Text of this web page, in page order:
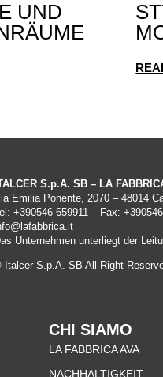
UND
S.p.A. SB – LA
Emilia Ponente, 2070 – 48014
+390546 659911– Fax:
Unternehmen unterliegt der
Italcer S.p.A. SB All Right
CHI SIAMO
LA FABBRICA AVA
NACHHALTIGKEIT